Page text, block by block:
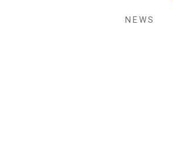
NEWS